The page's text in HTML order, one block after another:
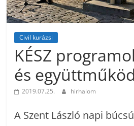
Civil kurázsi
KÉSZ
és
2019.07.25. hirhalom
A Szent László napi